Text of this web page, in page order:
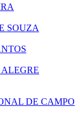
SOUZA
DE CAMPO